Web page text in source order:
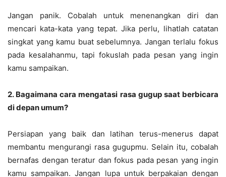
Jangan panik. Cobalah untuk menenangkan diri dan
mencari kata-kata yang tepat. Jika perlu, lihatlah catatan
singkat yang kamu buat sebelumnya. Jangan terlalu fokus
pada kesalahanmu, tapi fokuslah pada pesan yang ingin
kamu sampaikan.
2. Bagaimana cara mengatasi rasa gugup saat berbicara
di depan umum?
Persiapan yang baik dan latihan terus-menerus dapat
membantu mengurangi rasa gugupmu. Selain itu, cobalah
bernafas dengan teratur dan fokus pada pesan yang ingin
kamu sampaikan. Jangan lupa untuk berpakaian dengan